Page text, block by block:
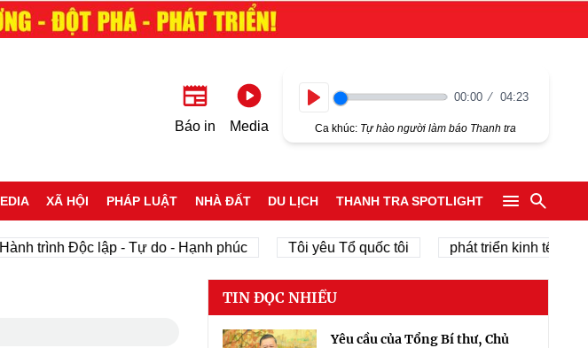
Báo in Media
00:00 04:23
Ca khúc: Tự hào người làm báo Thanh tra
XÃ HỘI PHÁP LUẬT NHÀ ĐẤT DU LỊCH THANH TRA SPOTLIGHT
trình Độc lập - Tự do - Hạnh phúc Tôi yêu Tổ quốc tôi phát triển kinh tế tư nhân
TIN ĐỌC NHIỀU
Yêu cầu của Tổng Bí thư, Chủ